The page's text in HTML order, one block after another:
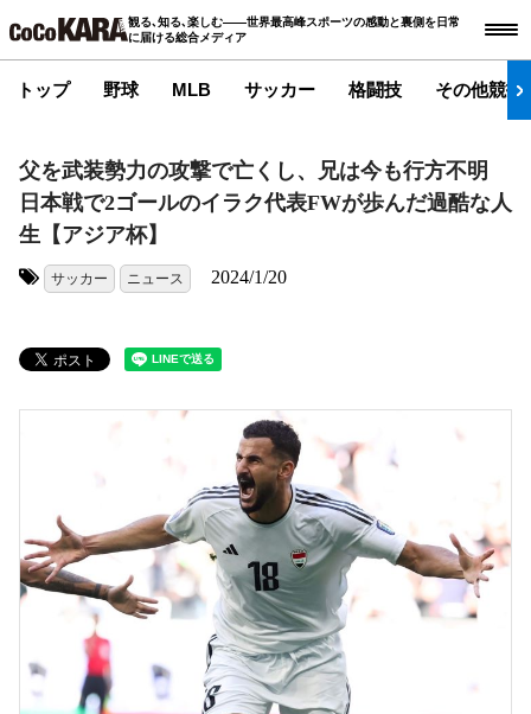
観る､知る､楽しむ――世界最高峰スポーツの感動と裏側を日常
に届ける総合メディア
トップ 野球 MLB サッカー 格闘技 その他競技
父を武装勢力の攻撃で亡くし、兄は今も行方不明
日本戦で2ゴールのイラク代表FWが歩んだ過酷な人
生【アジア杯】
サッカー ニュース 2024/1/20